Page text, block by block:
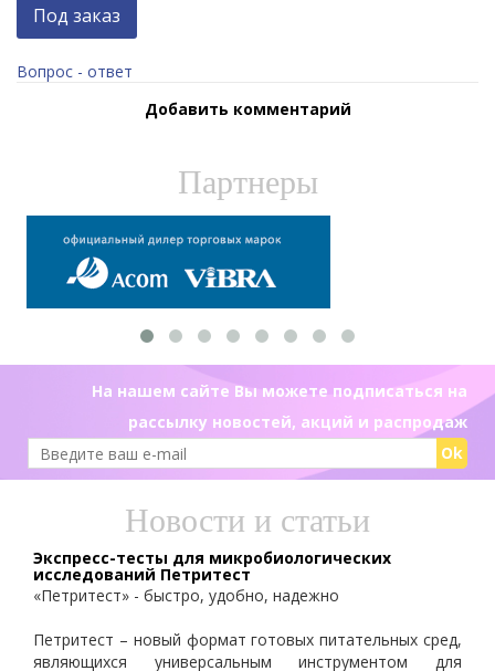
Под заказ
Вопрос - ответ
Добавить комментарий
Партнеры
На нашем сайте Вы можете подписаться на
рассылку новостей, акций и распродаж
Ok
Новости и статьи
Экспресс-тесты для микробиологических
исследований Петритест
«Петритест» - быстро, удобно, надежно
Петритест – новый формат готовых питательных сред,
являющихся универсальным инструментом для